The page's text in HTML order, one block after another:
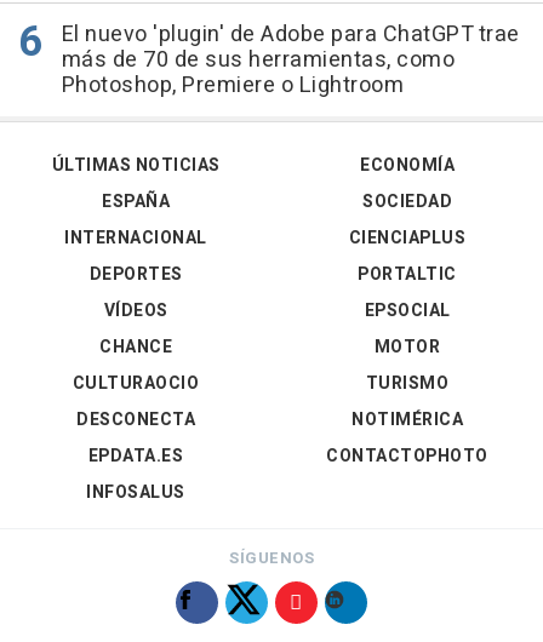
El nuevo 'plugin' de Adobe para ChatGPT trae
más de 70 de sus herramientas, como
Photoshop, Premiere o Lightroom
ÚLTIMAS NOTICIAS
ESPAÑA
INTERNACIONAL
DEPORTES
VÍDEOS
ECONOMÍA
SOCIEDAD
CIENCIAPLUS
PORTALTIC
EPSOCIAL
CHANCE
CULTURAOCIO
DESCONECTA
EPDATA.ES
INFOSALUS
MOTOR
TURISMO
NOTIMÉRICA
CONTACTOPHOTO
SÍGUENOS